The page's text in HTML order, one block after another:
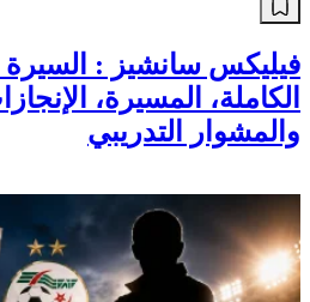
فيليكس سانشيز : السيرة
الكاملة، المسيرة،
والمشوار التدريبي